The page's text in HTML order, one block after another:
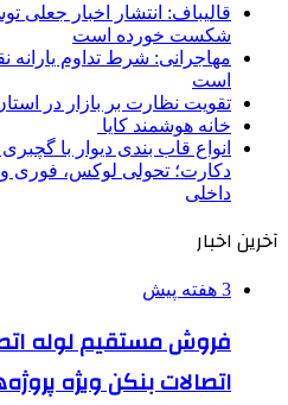
قالیباف: انتشار اخبار جعلی
شکست خورده است
مهاجرانی: شرط تداوم یارانه
است
تقویت نظارت بر بازار در
خانه هوشمند کایا
انواع قاب بندی دیوار با
دکارت؛ تحولی لوکس، فوری
داخلی
آخرین اخبار
3 هفته پیش
فروش مستقیم لوله
اتصالات بنکن ویژه